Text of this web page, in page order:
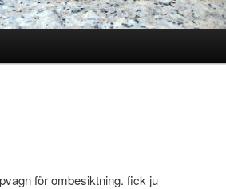
för ombesiktning. fick ju